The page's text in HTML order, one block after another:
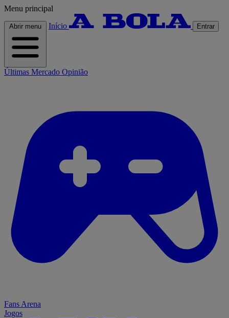
Menu principal
Abrir menu Início Entrar
Últimas Mercado Opinião
Fans Arena
Jogos